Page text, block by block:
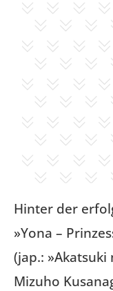
Hinter der
»Yona –
(jap.: »Akatsuki
Mizuho